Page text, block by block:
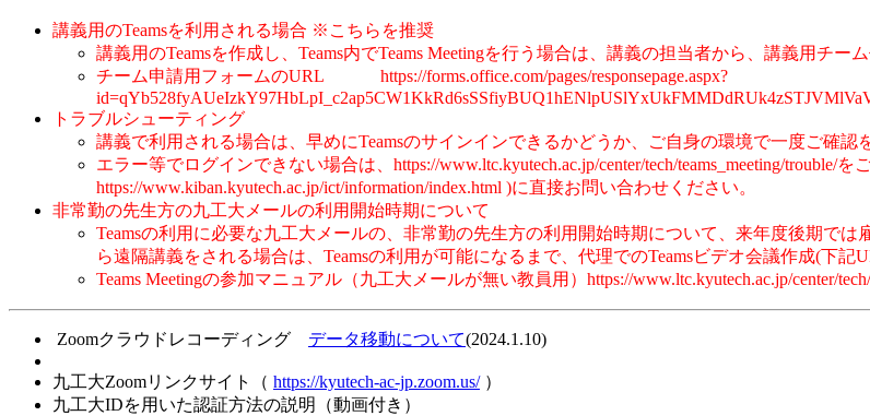
講義用のTeamsを利用される場合 ※こちらを推奨
講義用のTeamsを作成し、Teams内でTeams Meetingを行う場合は、講義の担当者から、講義用チ
チーム申請用フォームのURL https://forms.office.com/pages/responsepage.aspx?
トラブルシューティング
講義で利用される場合は、早めにTeamsのサインインできるかどうか、ご自身の環境で一度ご確認
エラー等でログインできない場合は、https://www.ltc.kyutech.ac.jp/center/tech/teams_meeting/
https://www.kiban.kyutech.ac.jp/ict/information/index.html )に直接お問い合わせください。
非常勤の先生方の九工大メールの利用開始時期について
Teamsの利用に必要な九工大メールの、非常勤の先生方の利用開始時期について、来年度後期で
ら遠隔講義をされる場合は、Teamsの利用が可能になるまで、代理でのTeamsビデオ会議作成(
Teams Meetingの参加マニュアル（九工大メールが無い教員用）https://www.ltc.kyutech.ac.jp/center/tech/
Zoomクラウドレコーディング データ移動について(2024.1.10)
九工大Zoomリンクサイト（ https://kyutech-ac-jp.zoom.us/）
九工大IDを用いた認証方法の説明（動画付き）